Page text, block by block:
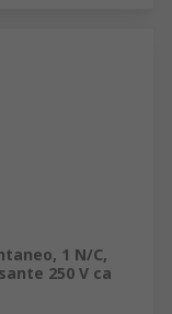
1 N/C,
250 V ca